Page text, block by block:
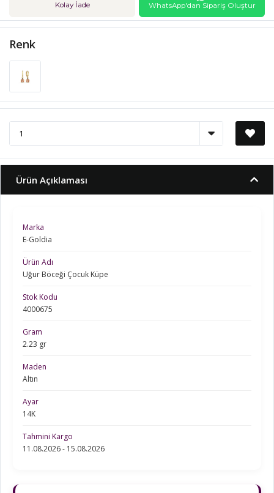
Kolay İade WhatsApp'dan Sipariş Oluştur
Renk
Ürün Açıklaması
Marka
E-Goldia
Ürün Adı
Uğur Böceği Çocuk Küpe
Stok Kodu
4000675
Gram
2.23 gr
Maden
Altın
Ayar
14K
Tahmini Kargo
11.08.2026 - 15.08.2026